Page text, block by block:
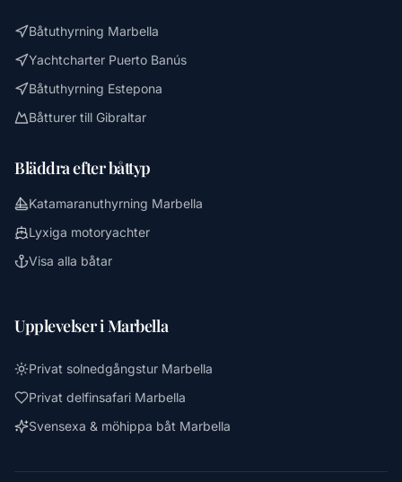
Båtuthyrning Marbella
Yachtcharter Puerto Banús
Båtuthyrning Estepona
Båtturer till Gibraltar
Bläddra efter båttyp
Katamaranuthyrning Marbella
Lyxiga motoryachter
Visa alla båtar
Upplevelser i Marbella
Privat solnedgångstur Marbella
Privat delfinsafari Marbella
Svensexa & möhippa båt Marbella